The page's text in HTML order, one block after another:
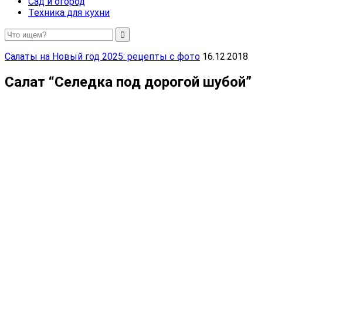
Техника для кухни
Салаты на Новый год 2025: рецепты с фото 16.12.2018
Салат “Селедка под дорогой шубой”